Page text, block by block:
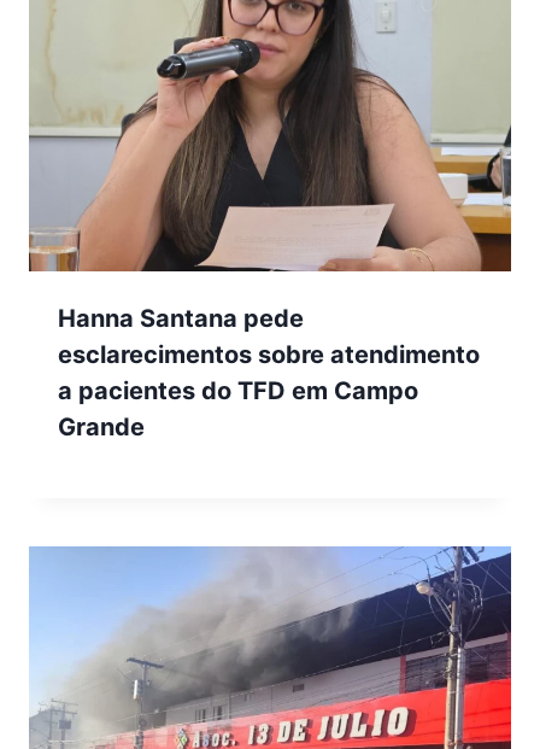
Hanna Santana pede
esclarecimentos sobre atendimento
a pacientes do TFD em Campo
Grande